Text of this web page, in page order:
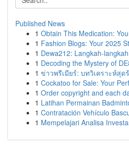
Published News
1 Obtain This Medication:
1 Fashion Blogs: Your 2025
1 Dewa212: Langkah-
1 Decoding the Mystery of
1 ข่าวพรีเมียร์: บทวิเคราะห์สุด
1 Cockatoo for Sale: Your
1 Order copyright and each
1 Latihan Permainan
1 Contratación Vehículo
1 Mempelajari Analisa